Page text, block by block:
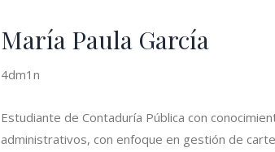
María Paula García
4dm1n
Estudiante de Contaduría Pública con
administrativos, con enfoque en gestión de